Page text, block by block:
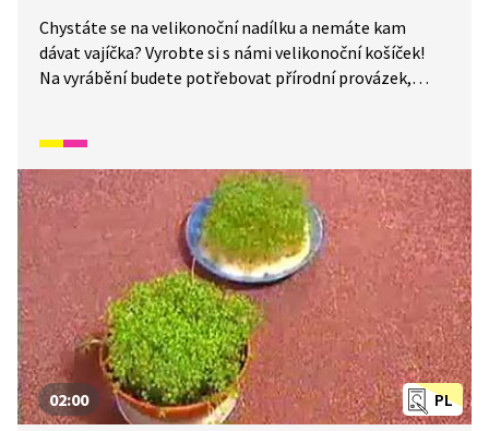
Chystáte se na velikonoční nadílku a nemáte kam
dávat vajíčka? Vyrobte si s námi velikonoční košíček!
Na vyrábění budete potřebovat přírodní provázek,
PL
02:00